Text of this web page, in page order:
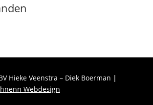
Hieke Veenstra – Diek Boerman |
Webdesign